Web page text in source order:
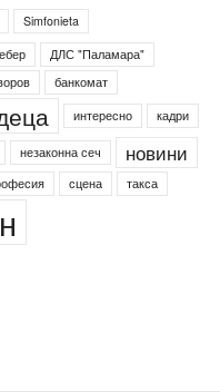
Simfonieta
ДЛС "Паламара"
банкомат
интересно кадри
незаконна сеч новини
сцена такса